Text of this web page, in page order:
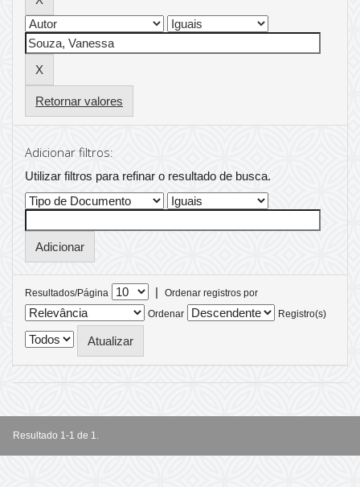
Retornar valores
Adicionar filtros:
Utilizar filtros para refinar o resultado de busca.
Resultados/Página |
Ordenar registros por
Ordenar
Registro(s)
Resultado 1-1 de 1.